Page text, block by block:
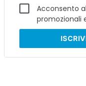
Acconsento
promozionali